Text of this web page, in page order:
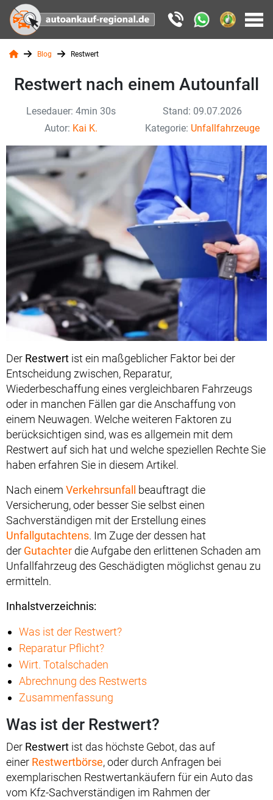
Blog Restwert
Restwert nach einem Autounfall
Lesedauer: 4min 30s
Stand: 09.07.2026
Autor: Kai K. Kategorie: Unfallfahrzeuge
Der Restwert ist ein maßgeblicher Faktor bei der
Entscheidung zwischen, Reparatur,
Wiederbeschaffung eines vergleichbaren Fahrzeugs
oder in manchen Fällen gar die Anschaffung von
einem Neuwagen. Welche weiteren Faktoren zu
berücksichtigen sind, was es allgemein mit dem
Restwert auf sich hat und welche speziellen Rechte Sie
haben erfahren Sie in diesem Artikel.
Nach einem Verkehrsunfall
beauftragt die
Versicherung, oder besser Sie selbst einen
Sachverständigen mit der Erstellung eines
Unfallgutachtens. Im Zuge der dessen hat
der Gutachter die Aufgabe den erlittenen Schaden am
Unfallfahrzeug des Geschädigten möglichst genau zu
ermitteln.
Inhalstverzeichnis:
Was ist der Restwert?
Reparatur Pflicht?
Wirt. Totalschaden
Abrechnung des Restwerts
Zusammenfassung
Was ist der Restwert?
Der Restwert ist das höchste Gebot, das auf
einer Restwertbörse, oder durch Anfragen bei
exemplarischen Restwertankäufern für ein Auto das
vom Kfz-Sachverständigen im Rahmen der